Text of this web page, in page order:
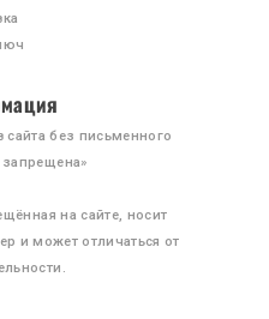
сайта без письменного
на сайте, носит
и может отличаться от